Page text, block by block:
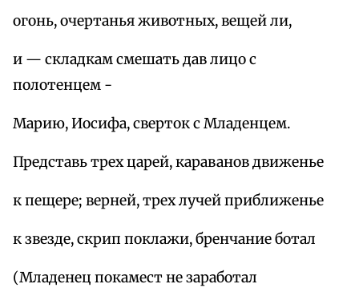
огонь, очертанья животных, вещей ли,
и — складкам смешать дав лицо с
полотенцем -
Марию, Иосифа, сверток с Младенцем.
Представь трех царей, караванов движенье
к пещере; верней, трех лучей приближенье
к звезде, скрип поклажи, бренчание ботал
(Младенец покамест не заработал